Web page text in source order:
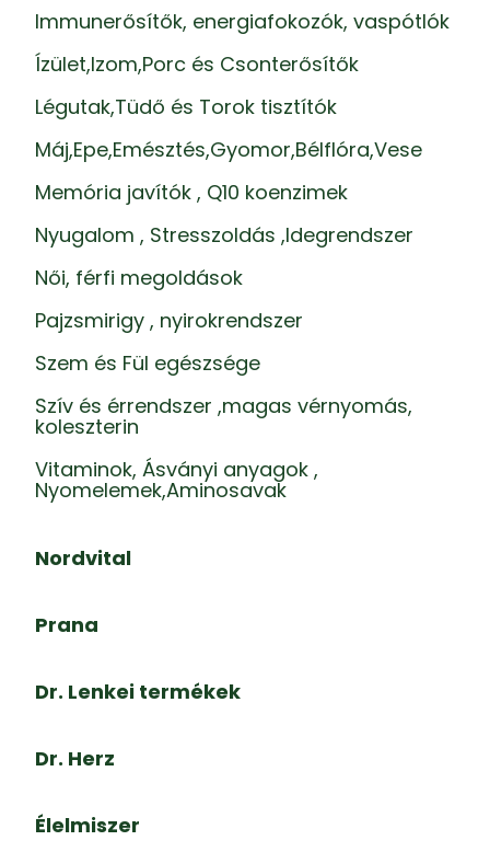
Immunerősítők, energiafokozók, vaspótlók
Ízület,Izom,Porc és Csonterősítők
Légutak,Tüdő és Torok tisztítók
Máj,Epe,Emésztés,Gyomor,Bélflóra,Vese
Memória javítók , Q10 koenzimek
Nyugalom , Stresszoldás ,Idegrendszer
Női, férfi megoldások
Pajzsmirigy , nyirokrendszer
Szem és Fül egészsége
Szív és érrendszer ,magas vérnyomás,
koleszterin
Vitaminok, Ásványi anyagok ,
Nyomelemek,Aminosavak
Nordvital
Prana
Dr. Lenkei termékek
Dr. Herz
Élelmiszer